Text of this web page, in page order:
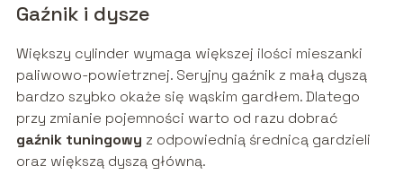
Gaźnik i dysze
Większy cylinder wymaga większej ilości mieszanki
paliwowo-powietrznej. Seryjny gaźnik z małą dyszą
bardzo szybko okaże się wąskim gardłem. Dlatego
przy zmianie pojemności warto od razu dobrać
gaźnik tuningowy z odpowiednią średnicą gardzieli
oraz większą dyszą główną.